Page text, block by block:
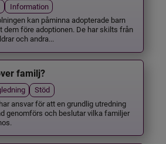
Information
kan påminna adopterade barn
dem före adoptionen. De har skilts från
och andra...
familj?
Stöd
ansvar för att en grundlig utredning
genomförs och beslutar vilka familjer